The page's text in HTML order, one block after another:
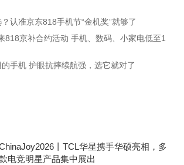
认准京东818手机节“金机奖”就够了
818京补合约活动 手机、数码、小家电低至1
手机 护眼抗摔续航强，选它就对了
丨TCL华星携手华硕亮相，多
电竞明星产品集中展出